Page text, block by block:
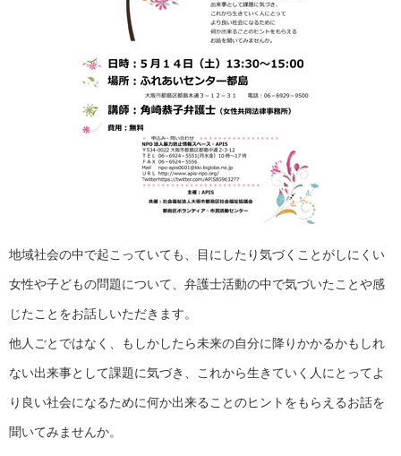
地域社会の中で起こっていても、目にしたり気づくことがしにくい
女性や子どもの問題について、弁護士活動の中で気づいたことや感
じたことをお話しいただきます。
他人ごとではなく、もしかしたら未来の自分に降りかかるかもしれ
ない出来事として課題に気づき、これから生きていく人にとってよ
り良い社会になるために何か出来ることのヒントをもらえるお話を
聞いてみませんか。